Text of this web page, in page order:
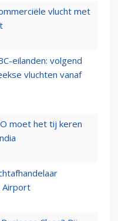
vlucht met
eilanden: volgend
vluchten vanaf
moet het tij keren
Airport